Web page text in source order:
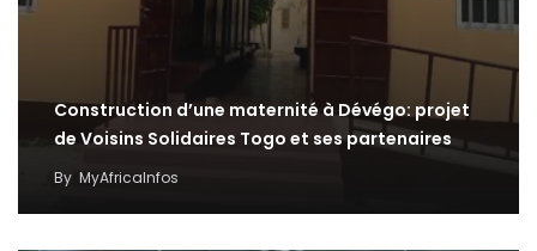
Construction d’une maternité à Dévégo: projet
de Voisins Solidaires Togo et ses partenaires
By MyAfricaInfos